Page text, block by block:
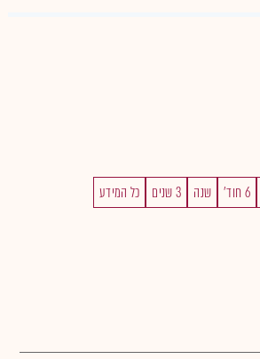
6 חוד' שנה 3 שנים כל המידע